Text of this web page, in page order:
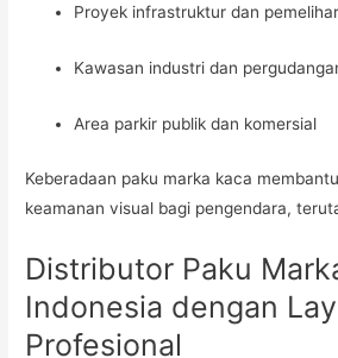
Proyek infrastruktur dan
Kawasan industri dan
Area parkir publik dan komersial
Keberadaan paku marka kaca
keamanan visual bagi pengendara,
Distributor Paku
Indonesia dengan
Profesional